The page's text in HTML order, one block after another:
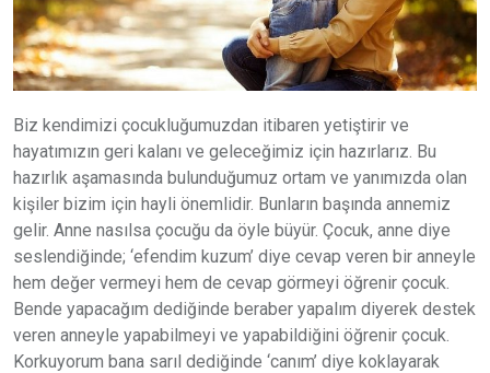
Biz kendimizi çocukluğumuzdan itibaren yetiştirir ve
hayatımızın geri kalanı ve geleceğimiz için hazırlarız. Bu
hazırlık aşamasında bulunduğumuz ortam ve yanımızda olan
kişiler bizim için hayli önemlidir. Bunların başında annemiz
gelir. Anne nasılsa çocuğu da öyle büyür. Çocuk, anne diye
seslendiğinde; ‘efendim kuzum’ diye cevap veren bir anneyle
hem değer vermeyi hem de cevap görmeyi öğrenir çocuk.
Bende yapacağım dediğinde beraber yapalım diyerek destek
veren anneyle yapabilmeyi ve yapabildiğini öğrenir çocuk.
Korkuyorum bana sarıl dediğinde ‘canım’ diye koklayarak